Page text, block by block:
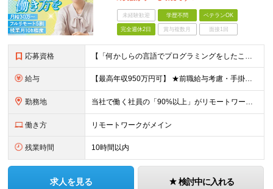
未経験歓迎 学歴不問 ベテランOK
完全週休2日 賞与複数月 面接1回
応募資格 【「何かしらの言語でプログラミングをしたことがある」というレベルの方も大歓迎です！】 ◆学歴不問 ◆何らかの開発経験をお持ちの方 ＼こんな方にピッタリです！／ ★下流工程から抜け出し、要件定義や基本
給与 【最高年収950万円可】 ★前職給与考慮・手掛けた成果やスキルをダイレクトに還元！ 【月給】30万円〜70万円 ※経験・スキル・前職給与等を十分に考慮の上、決定いたします。 ※上記には固定残業代（月
勤務地 当社で働く社員の「90%以上」がリモートワークを活用しています！ フルリモート勤務：約5割 ハイブリッド勤務（リモート＋出社）：約4割 【本社】東京都千代田区丸の内2-4-1 丸の内ビルディング12
働き方 リモートワークがメイン
残業時間 10時間以内
求人を見る 検討中に入れる